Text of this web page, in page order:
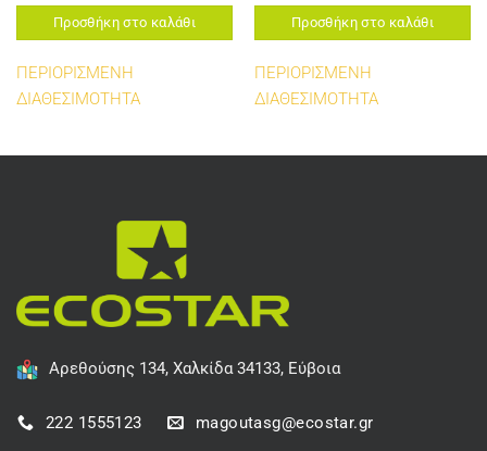
Προσθήκη στο καλάθι
ΠΕΡΙΟΡΙΣΜΕΝΗ
ΔΙΑΘΕΣΙΜΟΤΗΤΑ
Προσθήκη στο καλάθι
ΠΕΡΙΟΡΙΣΜΕΝΗ
ΔΙΑΘΕΣΙΜΟΤΗΤΑ
Αρεθούσης 134, Χαλκίδα 34133, Εύβοια
222 1555123 magoutasg@ecostar.gr